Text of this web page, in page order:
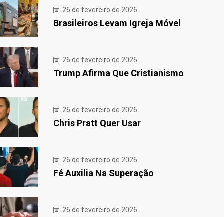
26 de fevereiro de 2026
Brasileiros Levam Igreja Móvel
26 de fevereiro de 2026
Trump Afirma Que Cristianismo
26 de fevereiro de 2026
Chris Pratt Quer Usar
26 de fevereiro de 2026
Fé Auxilia Na Superação
26 de fevereiro de 2026